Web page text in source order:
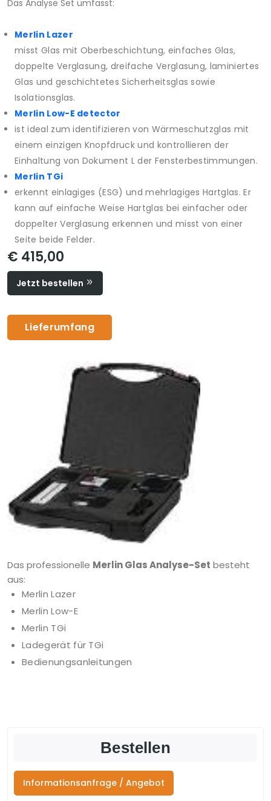
Das Analyse Set umfasst:
Merlin Lazer
misst Glas mit Oberbeschichtung, einfaches Glas,
doppelte Verglasung, dreifache Verglasung, laminiertes
Glas und geschichtetes Sicherheitsglas sowie
Isolationsglas.
Merlin Low-E detector
ist ideal zum identifizieren von Wärmeschutzglas mit
einem einzigen Knopfdruck und kontrollieren der
Einhaltung von Dokument L der Fensterbestimmungen.
Merlin TGi
erkennt einlagiges (ESG) und mehrlagiges Hartglas. Er
kann auf einfache Weise Hartglas bei einfacher oder
doppelter Verglasung erkennen und misst von einer
Seite beide Felder.
€ 415,00
Jetzt bestellen
Lieferumfang
Das professionelle Merlin Glas Analyse-Set besteht
aus:
Merlin Lazer
Merlin Low-E
Merlin TGi
Ladegerät für TGi
Bedienungsanleitungen
Bestellen
Informationsanfrage / Angebot